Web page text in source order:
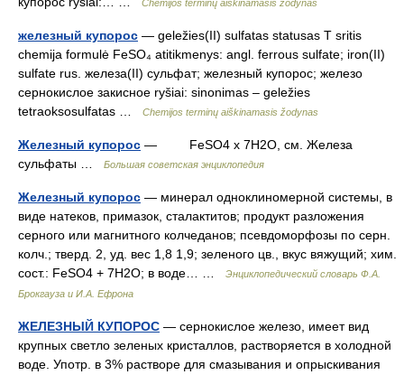
Chemijos terminų aiškinamasis žodynas
железный купорос — geležies(II) sulfatas statusas T sritis
chemija formulė FeSO₄ atitikmenys: angl. ferrous sulfate; iron(II)
sulfate rus. железа(II) сульфат; железный купорос; железо
сернокислое закисное ryšiai: sinonimas – geležies
tetraoksosulfatas …
Chemijos terminų aiškinamasis žodynas
Железный купорос — FeSO4 х 7H2O, см. Железа
сульфаты …
Большая советская энциклопедия
Железный купорос — минерал одноклиномерной системы, в
виде натеков, примазок, сталактитов; продукт разложения
серного или магнитного колчеданов; псевдоморфозы по серн.
колч.; тверд. 2, уд. вес 1,8 1,9; зеленого цв., вкус вяжущий; хим.
сост.: FeSO4 + 7H2O; в воде… …
Энциклопедический словарь Ф.А.
Брокгауза и И.А. Ефрона
ЖЕЛЕЗНЫЙ КУПОРОС — сернокислое железо, имеет вид
крупных светло зеленых кристаллов, растворяется в холодной
воде. Употр. в 3% растворе для смазывания и опрыскивания